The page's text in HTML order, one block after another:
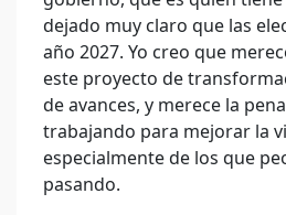
dejado muy claro que las
año 2027. Yo creo que
este proyecto de
de avances, y merece la
trabajando para mejorar la
especialmente de los que
pasando.